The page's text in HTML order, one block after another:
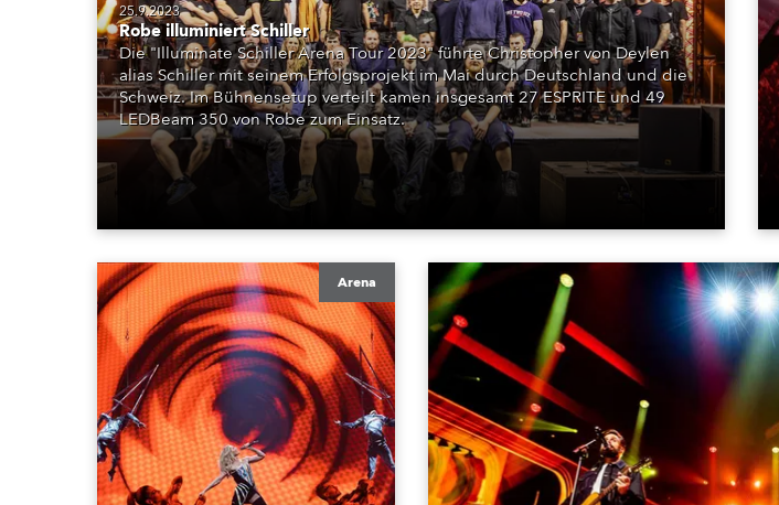
25.9.2023
Robe illuminiert Schiller
Die "Illuminate Schiller Arena Tour 2023" führte Christopher von Deylen
alias Schiller mit seinem Erfolgsprojekt im Mai durch Deutschland und die
Schweiz. Im Bühnensetup verteilt kamen insgesamt 27 ESPRITE und 49
LEDBeam 350 von Robe zum Einsatz.
Arena